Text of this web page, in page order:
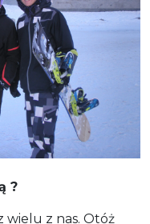
?
wielu z nas. Otóż